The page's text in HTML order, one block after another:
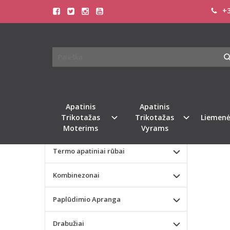
Apatinis
Trikotažas
Moterims
Apatinis
Trikotažas
Vyrams
Valentino dienos dovana
Liemenėlės
Termo apatiniai rūbai
Kombinezonai
Paplūdimio Apranga
Drabužiai